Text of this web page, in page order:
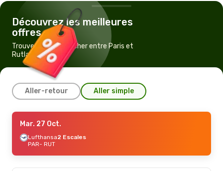
Découvrez les meilleures
offres
Trouvez un vol pas cher entre Paris et
Rutland, VT
Aller-retour Aller simple
Mar. 8 Sept.
Condor2 Escales
PAR- RUT
RUT- PAR
Mar. 27 Oct.
Lufthansa2 Escales
PAR- RUT